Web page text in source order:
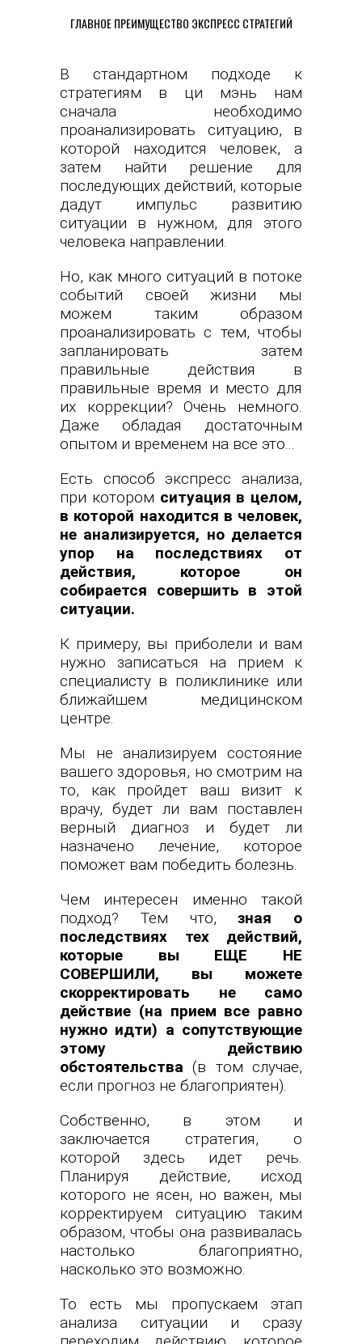
ГЛАВНОЕ ПРЕИМУЩЕСТВО ЭКСПРЕСС СТРАТЕГИЙ
В стандартном подходе к
стратегиям в ци мэнь нам
сначала необходимо
проанализировать ситуацию, в
которой находится человек, а
затем найти решение для
последующих действий, которые
дадут импульс развитию
ситуации в нужном, для этого
человека направлении.
Но, как много ситуаций в потоке
событий своей жизни мы
можем таким образом
проанализировать с тем, чтобы
запланировать затем
правильные действия в
правильные время и место для
их коррекции? Очень немного.
Даже обладая достаточным
опытом и временем на все это...
Есть способ экспресс анализа,
при котором ситуация в целом,
в которой находится в человек,
не анализируется, но делается
упор на последствиях от
действия, которое он
собирается совершить в этой
ситуации.
К примеру, вы приболели и вам
нужно записаться на прием к
специалисту в поликлинике или
ближайшем медицинском
центре.
Мы не анализируем состояние
вашего здоровья, но смотрим на
то, как пройдет ваш визит к
врачу, будет ли вам поставлен
верный диагноз и будет ли
назначено лечение, которое
поможет вам победить болезнь.
Чем интересен именно такой
подход? Тем что,зная о
последствиях тех действий,
которые вы ЕЩЕ НЕ
СОВЕРШИЛИ, вы можете
скорректировать не само
действие (на прием все равно
нужно идти) а сопутствующие
этому действию
обстоятельства (в том случае,
если прогноз не благоприятен).
Собственно, в этом и
заключается стратегия, о
которой здесь идет речь.
Планируя действие, исход
которого не ясен, но важен, мы
корректируем ситуацию таким
образом, чтобы она развивалась
настолько благоприятно,
насколько это возможно.
То есть мы пропускаем этап
анализа ситуации и сразу